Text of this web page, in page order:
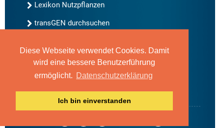
Diese Webseite verwendet Cookies. Damit
wird eine bessere Benutzerführung
ermöglicht. Datenschutzerklärung
Ich bin einverstanden
Lexikon Nutzpflanzen
transGEN durchsuchen
Neu bei transGEN